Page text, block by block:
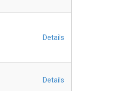
Details
Details